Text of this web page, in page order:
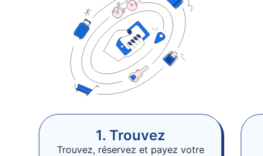
1. Trouvez
Trouvez, réservez et payez votre